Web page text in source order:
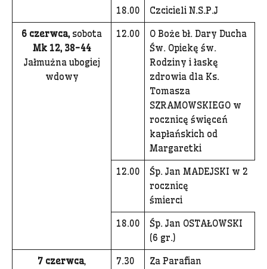
18.00 Czcicieli N.S.P.J
6 czerwca, sobota
Mk 12, 38-44
Jałmużna ubogiej
wdowy
12.00
O Boże bł. Dary Ducha
Św. Opiekę św.
Rodziny i łaskę
zdrowia dla Ks.
Tomasza
SZRAMOWSKIEGO w
rocznicę święceń
kapłańskich od
Margaretki
12.00
Śp. Jan MADEJSKI w 2
rocznicę
śmierci
18.00
Śp. Jan OSTAŁOWSKI
(6 gr.)
7 czerwca,
7.30 Za Parafian